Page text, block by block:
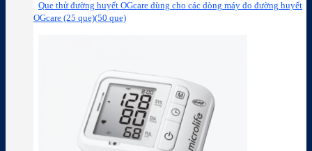
Que thử đường huyết OGcare dùng cho các dòng máy đo đường huyết
OGcare (25 que)(50 que)